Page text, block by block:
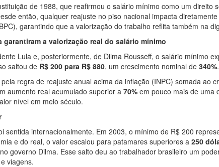
de 1988, que reafirmou o salário mínimo como um direito
então, qualquer reajuste no piso nacional impacta
garantindo que a valorização do trabalho reflita também na
garantiram a valorização real do salário mínimo
Lula e, posteriormente, de Dilma Rousseff, o salário mínimo
saltou de R$ 200 para R$ 880, um crescimento nominal de 340%.
regra de reajuste anual acima da inflação (INPC) somada ao
aumento real acumulado superior a 70%em pouco mais de uma
nível em meio século.
sentida internacionalmente. Em 2003, o mínimo de R$ 200
e do real, o valor escalou para patamares superiores a 250
governo Dilma. Esse salto deu ao trabalhador brasileiro um
viagens.